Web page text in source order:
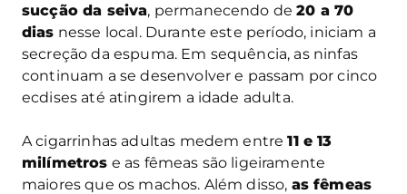
sucção da seiva, permanecendo de20 a 70
dias nesse local. Durante este período, iniciam a
secreção da espuma. Em sequência, as ninfas
continuam a se desenvolver e passam por cinco
ecdises até atingirem a idade adulta.
A cigarrinhas adultas medem entre11 e 13
milímetros e as fêmeas são ligeiramente
maiores que os machos. Além disso, as fêmeas